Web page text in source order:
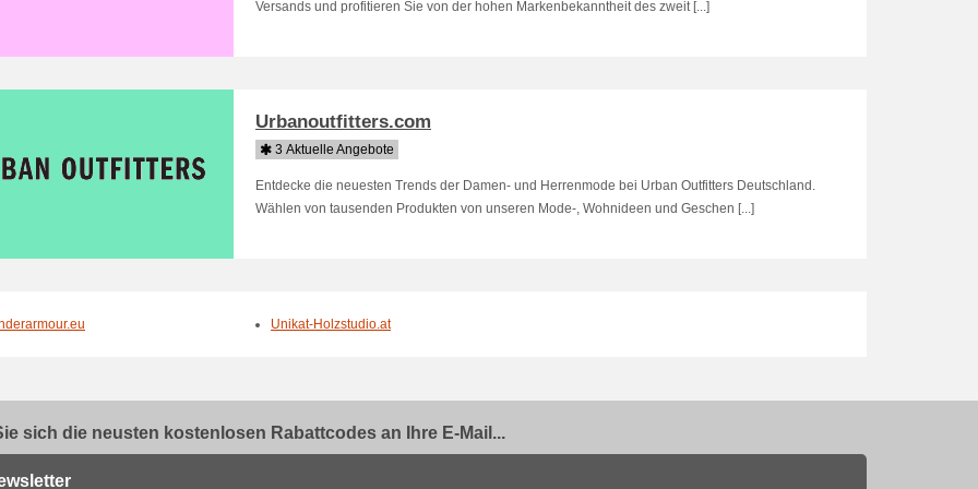
Versands und profitieren Sie von der hohen Markenbekanntheit des zweit [...]
Urbanoutfitters.com
3 Aktuelle Angebote
Entdecke die neuesten Trends der Damen- und Herrenmode bei Urban Outfitters Deutschland.
Wählen von tausenden Produkten von unseren Mode-, Wohnideen und Geschen [...]
Unikat-Holzstudio.at
sich die neusten kostenlosen Rabattcodes an Ihre E-Mail...